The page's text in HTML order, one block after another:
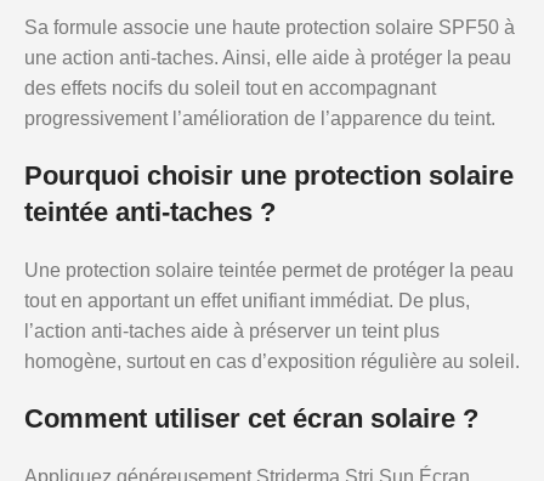
Sa formule associe une haute protection solaire SPF50 à
une action anti-taches. Ainsi, elle aide à protéger la peau
des effets nocifs du soleil tout en accompagnant
progressivement l’amélioration de l’apparence du teint.
Pourquoi choisir une protection solaire
teintée anti-taches ?
Une protection solaire teintée permet de protéger la peau
tout en apportant un effet unifiant immédiat. De plus,
l’action anti-taches aide à préserver un teint plus
homogène, surtout en cas d’exposition régulière au soleil.
Comment utiliser cet écran solaire ?
Appliquez généreusement Striderma Stri Sun Écran